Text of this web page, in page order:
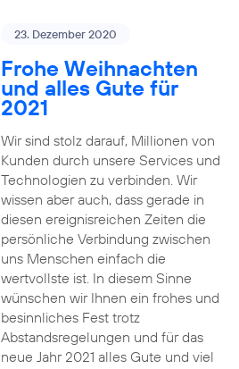
23. Dezember 2020
Frohe Weihnachten
und alles Gute für
2021
Wir sind stolz darauf, Millionen von
Kunden durch unsere Services und
Technologien zu verbinden. Wir
wissen aber auch, dass gerade in
diesen ereignisreichen Zeiten die
persönliche Verbindung zwischen
uns Menschen einfach die
wertvollste ist. In diesem Sinne
wünschen wir Ihnen ein frohes und
besinnliches Fest trotz
Abstandsregelungen und für das
neue Jahr 2021 alles Gute und viel